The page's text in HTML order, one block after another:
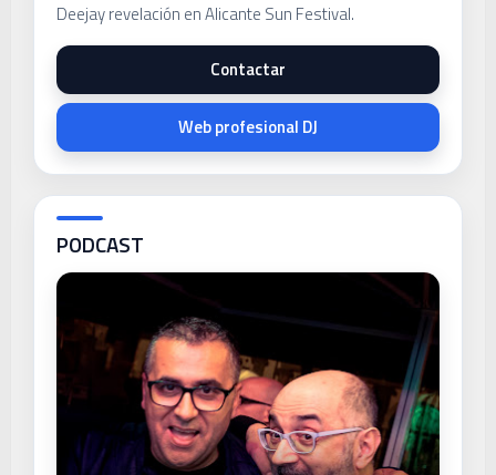
Deejay revelación en Alicante Sun Festival.
Contactar
Web profesional DJ
PODCAST